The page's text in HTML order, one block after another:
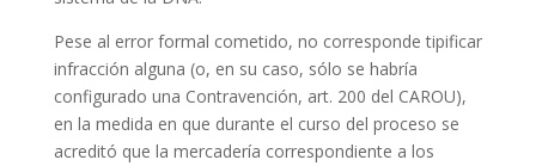
Pese al error formal cometido, no corresponde tipificar
infracción alguna (o, en su caso, sólo se habría
configurado una Contravención, art. 200 del CAROU),
en la medida en que durante el curso del proceso se
acreditó que la mercadería correspondiente a los